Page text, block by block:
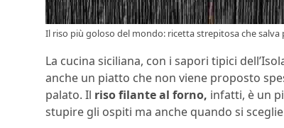
Il riso più goloso del mondo: ricetta strepitosa che salva
La cucina siciliana, con i sapori tipici
anche un piatto che non viene proposto
palato. Il riso filante al forno, infatti, è un
stupire gli ospiti ma anche quando si